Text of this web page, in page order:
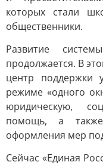
которых стали
общественники.
Развитие
продолжается. В
центр
режиме «одного
юридическую,
помощь, а
оформления мер
Сейчас «Единая